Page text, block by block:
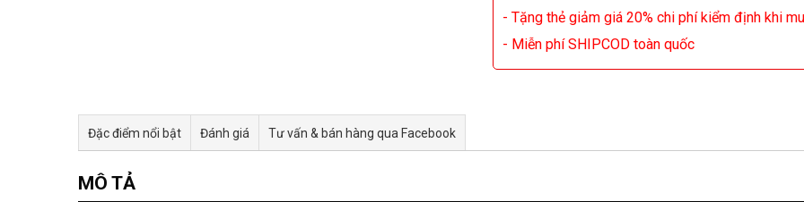
- Tặng thẻ giảm giá 20% chi phí kiểm định khi
- Miễn phí SHIPCOD toàn quốc
Đặc điểm nổi bật Đánh giá Tư vấn & bán hàng qua Facebook
MÔ TẢ